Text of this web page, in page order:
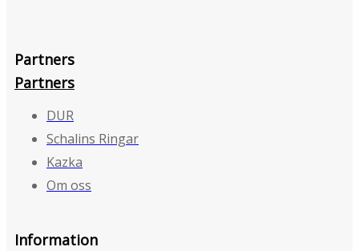
Partners
Partners
DUR
Schalins Ringar
Kazka
Om oss
Information